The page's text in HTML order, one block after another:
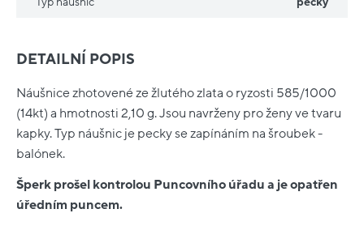
DETAILNÍ POPIS
Náušnice zhotovené ze žlutého zlata o ryzosti 585/1000
(14kt) a hmotnosti 2,10 g. Jsou navrženy pro ženy ve tvaru
kapky. Typ náušnic je pecky se zapínáním na šroubek -
balónek.
Šperk prošel kontrolou Puncovního úřadu a je opatřen
úředním puncem.